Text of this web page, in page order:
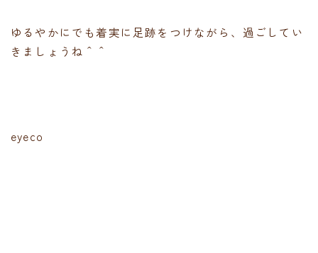
ゆるやかにでも着実に足跡をつけながら、過ごしてい
きましょうね＾＾
eyeco